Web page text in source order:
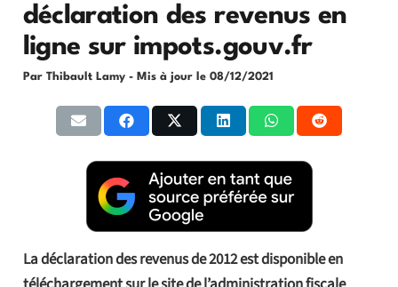
déclaration des revenus en
ligne sur impots.gouv.fr
Par Thibault Lamy - Mis à jour le 08/12/2021
La déclaration des revenus de 2012 est disponible en